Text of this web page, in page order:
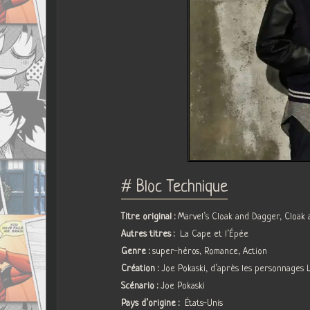
# Bloc Technique
Titre original :Marvel’s Cloak and Dagger, Cloak
Autres titres : La Cape et l’Épée
Genre :super-héros, Romance, Action
Création :Joe Pokaski, d’après les
Scénario :Joe Pokaski
Pays d’origine : États-Unis